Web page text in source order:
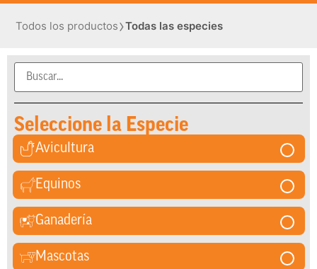
Todos los productos›Todas las especies
Seleccione la Especie
Avicultura
Equinos
Ganadería
Mascotas